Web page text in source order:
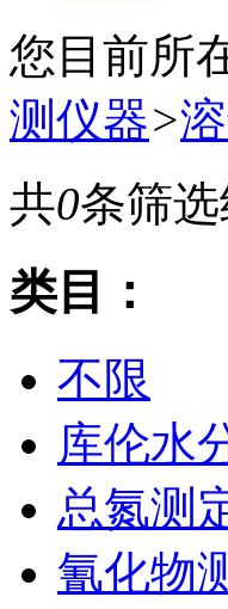
您目前所
测仪器>
共0条筛
类目：
不限
库伦水
总氮测
氰化物